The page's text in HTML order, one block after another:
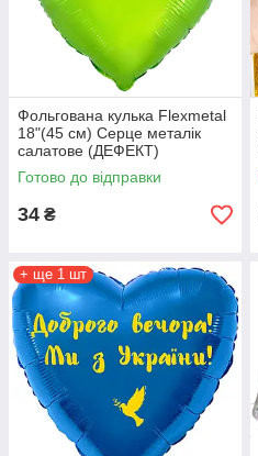
Фольгована кулька Flexmetal
18"(45 см) Серце металік
салатове (ДЕФЕКТ)
Готово до відправки
34 ₴
+ ще 1 шт